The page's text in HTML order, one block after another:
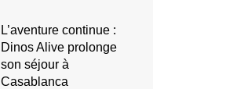
L’aventure continue :
Dinos Alive prolonge
son séjour à
Casablanca